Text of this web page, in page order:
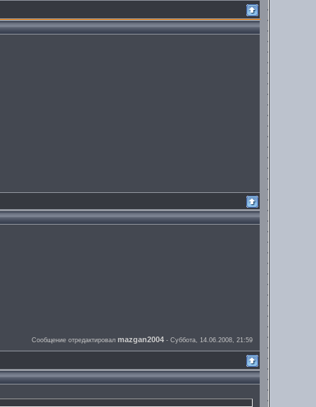
Сообщение отредактировал mazgan2004 - Суббота, 14.06.2008, 21:59